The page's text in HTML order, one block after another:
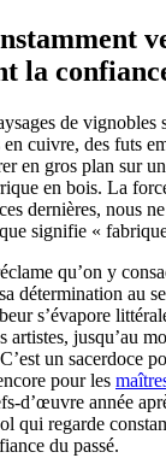
la
de vignobles
cuivre, des futs
en gros plan sur
en bois. La
dernières, nous
signifie «
qu’on y
détermination au
s’évapore
artistes, jusqu’au
un sacerdoce
pour les
d’œuvre année
qui regarde
du passé.